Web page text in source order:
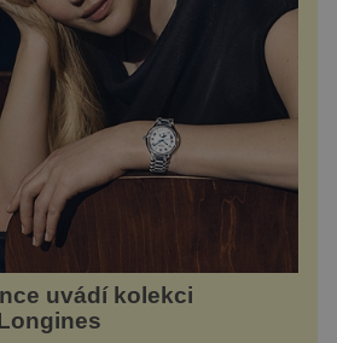
uvádí kolekci